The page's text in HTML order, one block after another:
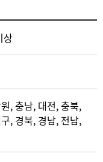
상
, 충남, 대전, 충북,
, 경북, 경남, 전남,